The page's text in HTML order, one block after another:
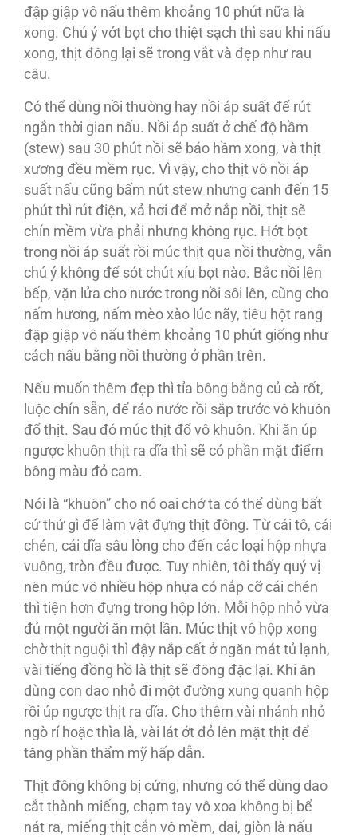
đập giập vô nấu thêm khoảng 10 phút nữa là
xong. Chú ý vớt bọt cho thiệt sạch thì sau khi nấu
xong, thịt đông lại sẽ trong vắt và đẹp như rau
câu.
Có thể dùng nồi thường hay nồi áp suất để rút
ngắn thời gian nấu. Nồi áp suất ở chế độ hầm
(stew) sau 30 phút nồi sẽ báo hầm xong, và thịt
xương đều mềm rục. Vì vậy, cho thịt vô nồi áp
suất nấu cũng bấm nút stew nhưng canh đến 15
phút thì rút điện, xả hơi để mở nắp nồi, thịt sẽ
chín mềm vừa phải nhưng không rục. Hớt bọt
trong nồi áp suất rồi múc thịt qua nồi thường, vẫn
chú ý không để sót chút xíu bọt nào. Bắc nồi lên
bếp, vặn lửa cho nước trong nồi sôi lên, cũng cho
nấm hương, nấm mèo xào lúc nãy, tiêu hột rang
đập giập vô nấu thêm khoảng 10 phút giống như
cách nấu bằng nồi thường ở phần trên.
Nếu muốn thêm đẹp thì tỉa bông bằng củ cà rốt,
luộc chín sẵn, để ráo nước rồi sắp trước vô khuôn
đổ thịt. Sau đó múc thịt đổ vô khuôn. Khi ăn úp
ngược khuôn thịt ra dĩa thì sẽ có phần mặt điểm
bông màu đỏ cam.
Nói là “khuôn” cho nó oai chớ ta có thể dùng bất
cứ thứ gì để làm vật đựng thịt đông. Từ cái tô, cái
chén, cái dĩa sâu lòng cho đến các loại hộp nhựa
vuông, tròn đều được. Tuy nhiên, tôi thấy quý vị
nên múc vô nhiều hộp nhựa có nắp cỡ cái chén
thì tiện hơn đựng trong hộp lớn. Mỗi hộp nhỏ vừa
đủ một người ăn một lần. Múc thịt vô hộp xong
chờ thịt nguội thì đậy nắp cất ở ngăn mát tủ lạnh,
vài tiếng đồng hồ là thịt sẽ đông đặc lại. Khi ăn
dùng con dao nhỏ đi một đường xung quanh hộp
rồi úp ngược thịt ra dĩa. Cho thêm vài nhánh nhỏ
ngò rí hoặc thìa là, vài lát ớt đỏ lên mặt thịt để
tăng phần thẩm mỹ hấp dẫn.
Thịt đông không bị cứng, nhưng có thể dùng dao
cắt thành miếng, chạm tay vô xoa không bị bể
nát ra, miếng thịt cắn vô mềm, dai, giòn là nấu